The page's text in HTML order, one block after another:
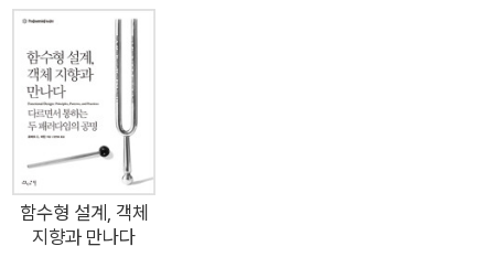
양한 기술 용어를 되도록이면 우리말로 옮기고자 노력했다. 그 중 학
계나 산업계에서 굳어진 원어도 있어서 망설이기도 했지만, 정보 검
색 분야가 생소한 독자의 이해를 돕고 싶었다. 영문 용어가 익숙한 독
자들은 다소 어색하게 느낄 수 있다. 이 점 너그러이 양해를 구한다.
임형준
를 이해하고 있으면 똑같은 문제를 더 빠르고 쉽게 풀 수도 있고, 새로
운 아이디어를 적용해서 다른 방식으로 응용하는 것도 가능해진다.
이 책은 실제 검색 엔진을 연구하고 만들어온 저자들의 경험을 바탕
으로 정보 검색론의 전반적인 내용을 한 번씩 다루고 있어서 정보 검
색론의 기초를 배우는 데 많은 도움이 될 것으로 생각한다. 실제로 검
색 순위화 로직을 오래 개발해온 나 역시 번역하면서 그동안 자세히
몰랐던 내용을 한 번 더 배울 기회를 가질 수 있었던 것 같다. 정보 검
색론이 및 검색엔진 기술에 관심이 있거나, 관련 일을 하시는 분들은
의 구성 ★ 5부로 구성됐으며 각각 독자적인 구조를 가진다. 1부
는 개론에 해당한다. 2부에서 4부까지는 각각 주요 영역인 색인,
검색, 평가를 다룬다. 각 장은 1부를 읽은 다음 순서에 상관없이
독자적으로 읽어도 된다. 5부는 그전까지 소개한 내용을 바탕으
로 특정 응용 분야를 깊이 파고든다. 1부는 정보 검색 기초를 소개
한다. 1장에서는 정보 검색 시스템 구조, 용어, 문서의 특성, 문서
형식, 텀 분포, 언어 모델, 문서 모음을 비롯한 기초 개념을 설명
한다. 2장은 세 가지 주요 주제인 색인, 검색, 평가의 기초를 설명
함수형 설계, 객체
지향과 만나다